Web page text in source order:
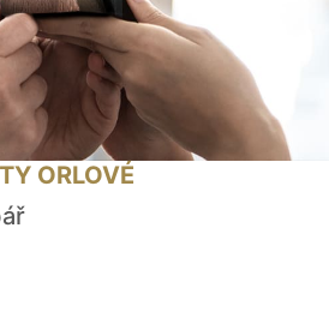
ORLOVÉ